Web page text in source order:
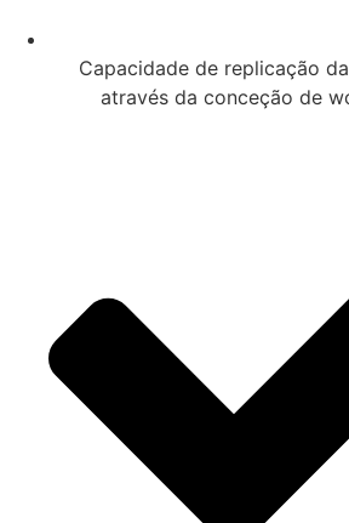
Capacidade de replicação
através da conceção de